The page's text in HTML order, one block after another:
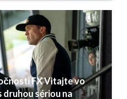
FX Vitajte vo
druhou sériou na